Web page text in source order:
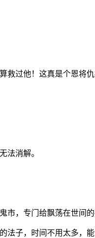
过他！这真是个恩将仇
法消解。
，专门给飘荡在世间的
子，时间不用太多，